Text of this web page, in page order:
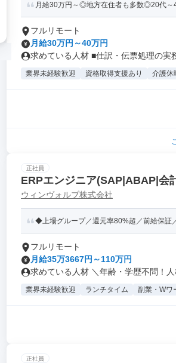
月給30万円～◎地方在住者も多数◎20代～
フルリモート
月給30万円～40万円
求めている人材 ■仕訳・伝票処理の実
業界未経験歓迎 資格取得支援あり 介護休
正社員
ERPエンジニア(SAP|ABAP|会
ウィンヴォルブ株式会社
◆上場グループ／還元率80%超／前給保証
フルリモート
月給35万3667円～110万円
求めている人材 ＼年齢・学歴不問！
業界未経験歓迎 ランチタイム 副業・Wワ
正社員